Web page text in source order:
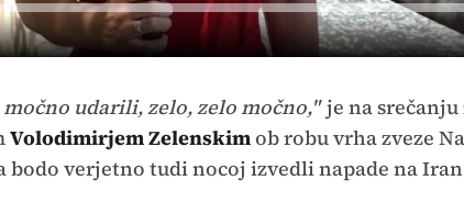
udarili, zelo, zelo močno,"je na srečanju
Volodimirjem Zelenskimob robu vrha zveze
bodo verjetno tudi nocoj izvedli napade na